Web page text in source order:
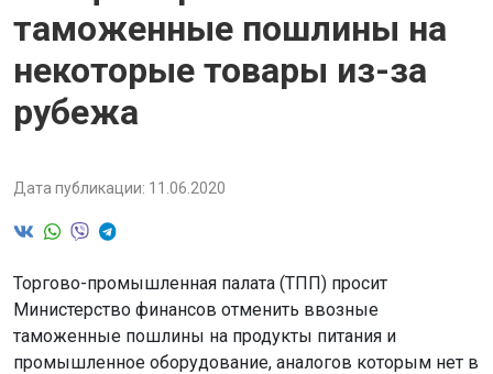
таможенные пошлины на
некоторые товары из-за
рубежа
Дата публикации: 11.06.2020
Торгово-промышленная палата (ТПП) просит
Министерство финансов отменить ввозные
таможенные пошлины на продукты питания и
промышленное оборудование, аналогов которым нет в